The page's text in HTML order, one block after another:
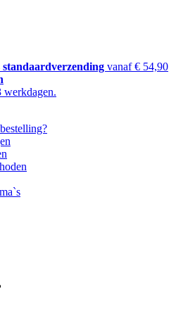
vanaf € 54,90
werkdagen.